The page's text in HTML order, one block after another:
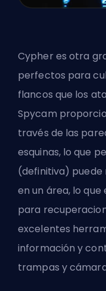
Cypher es otra
perfectos para
flancos que los
Spycam
través de las
esquinas, lo que
(definitiva) puede
en un área, lo
para
excelentes
información y
trampas y